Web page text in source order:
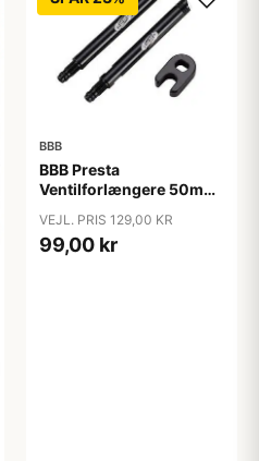
BBB
BBB Presta
Ventilforlængere 50mm
VEJL. PRIS 129,00 KR
99,00 kr